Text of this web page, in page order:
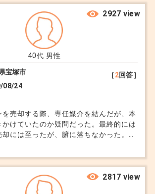
良い形があるのではという迷いがありま
をしてみて、全く買手が見つからなか
という形で試しに売りに出しても問題な
。 その場合、不動産会社はわけた方が
ろしくお願いします。
40代 男性
宝塚市
08/24
［2回答］
2927 view
を売却する際、専任媒介を結んだが、本
かけていたのか疑問だった。最終的には
には至ったが、腑に落ちなかった。
2817 view